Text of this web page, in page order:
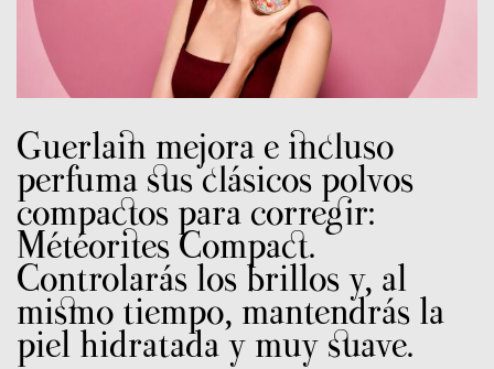
Guerlain mejora e incluso
perfuma sus clásicos polvos
compactos para corregir:
Météorites Compact.
Controlarás los brillos y, al
mismo tiempo, mantendrás la
piel hidratada y muy suave.